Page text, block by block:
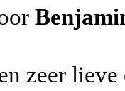
zeer